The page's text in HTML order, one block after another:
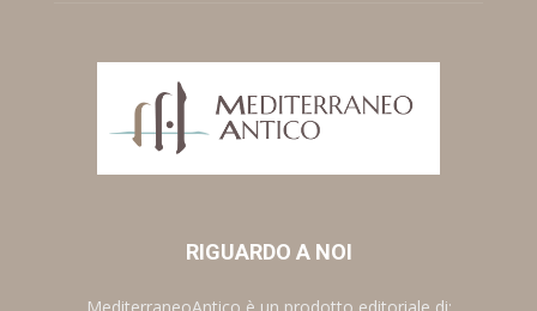
RIGUARDO A NOI